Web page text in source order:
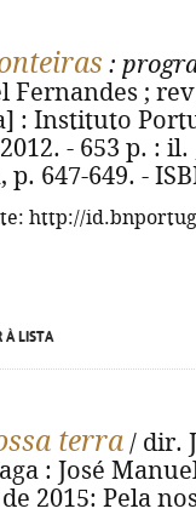
:
Fernandes ;
: Instituto
- 653 p. :
647-649. -
http://
À LISTA
terra / dir.
: José
2015: Pela